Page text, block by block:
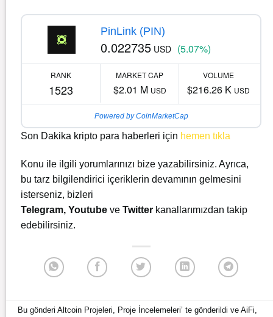
PinLink (PIN)
0.022735 USD (5.07%)
RANK
1523
MARKET CAP
$2.01 M USD
VOLUME
$216.26 K USD
Powered by CoinMarketCap
Son Dakika kripto para haberleri için hemen tıkla
Konu ile ilgili yorumlarınızı bize yazabilirsiniz. Ayrıca,
bu tarz bilgilendirici içeriklerin devamının gelmesini
isterseniz, bizleri
Telegram, Youtube ve Twitter kanallarımızdan takip
edebilirsiniz.
Bu gönderiAltcoin Projeleri, Proje İncelemeleri’ te gönderildi veAiFi,